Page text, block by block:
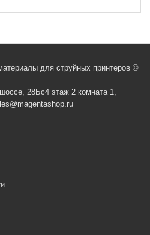
для струйных принтеров ©
28Бс4 этаж 2 комната 1,